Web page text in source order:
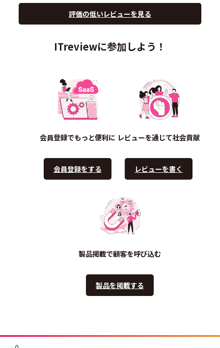
評価の低いレビューを見る
ITreviewに参加しよう！
会員登録でもっと便利に
会員登録をする
レビューを通じて社会貢献
レビューを書く
製品掲載で顧客を呼び込む
製品を掲載する